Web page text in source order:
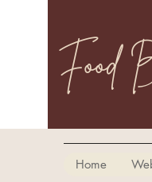
Food
Home